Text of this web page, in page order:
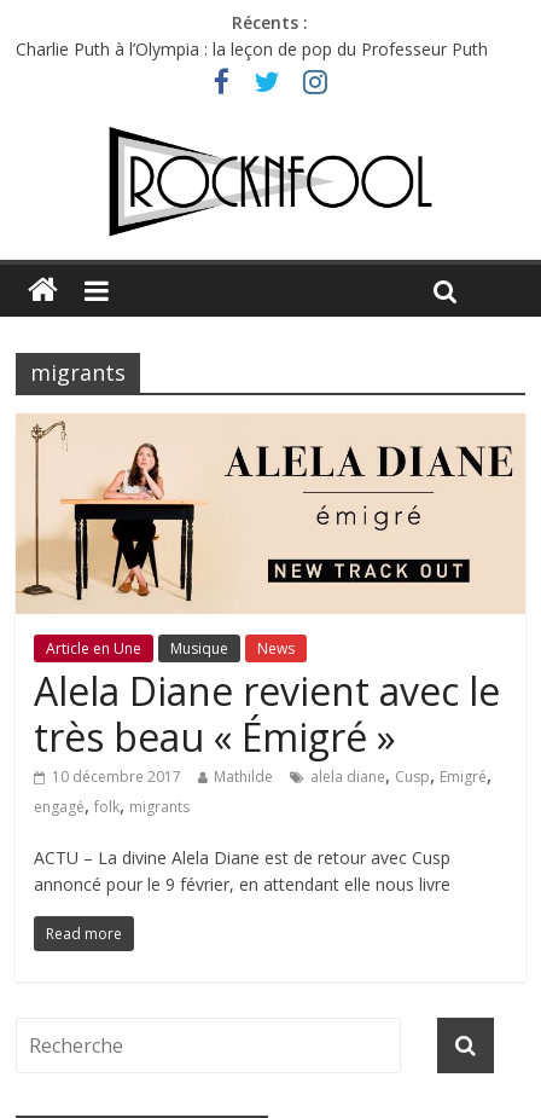
Récents :
Charlie Puth à l’Olympia : la leçon de pop du Professeur Puth
Festival Triptyque : un nouveau festival de musique indépendant
Hellfest 2026 vendredi : température et émotions en hausse
Hellfest 2026 jeudi : impossible de choisir entre chaleur et bonne
Première édition du Midgard Festival : entre bière, métal et
migrants
Article en Une Musique News
Alela Diane revient avec le
très beau « Émigré »
10 décembre 2017 Mathilde alela diane, Cusp, Emigré,
engagé,folk, migrants
ACTU – La divine Alela Diane est de retour avec Cusp
annoncé pour le 9 février, en attendant elle nous livre
Read more